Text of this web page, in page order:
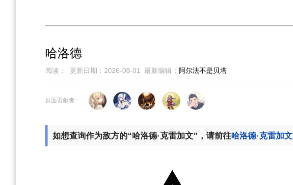
哈洛德
阅读： 更新日期： 2026-08-01 最新编辑： 阿尔法不是贝塔
到
到
页面贡献者 :
如想查询作为敌方的“哈洛德·克雷加文”，请前往哈洛德·克雷加文